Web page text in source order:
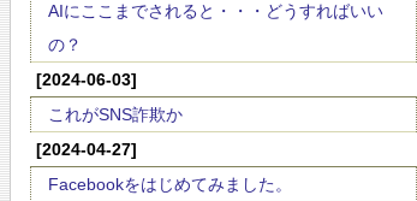
AIにここまでされると・・・どうすればいい
の？
[2024-06-03]
これがSNS詐欺か
[2024-04-27]
Facebookをはじめてみました。